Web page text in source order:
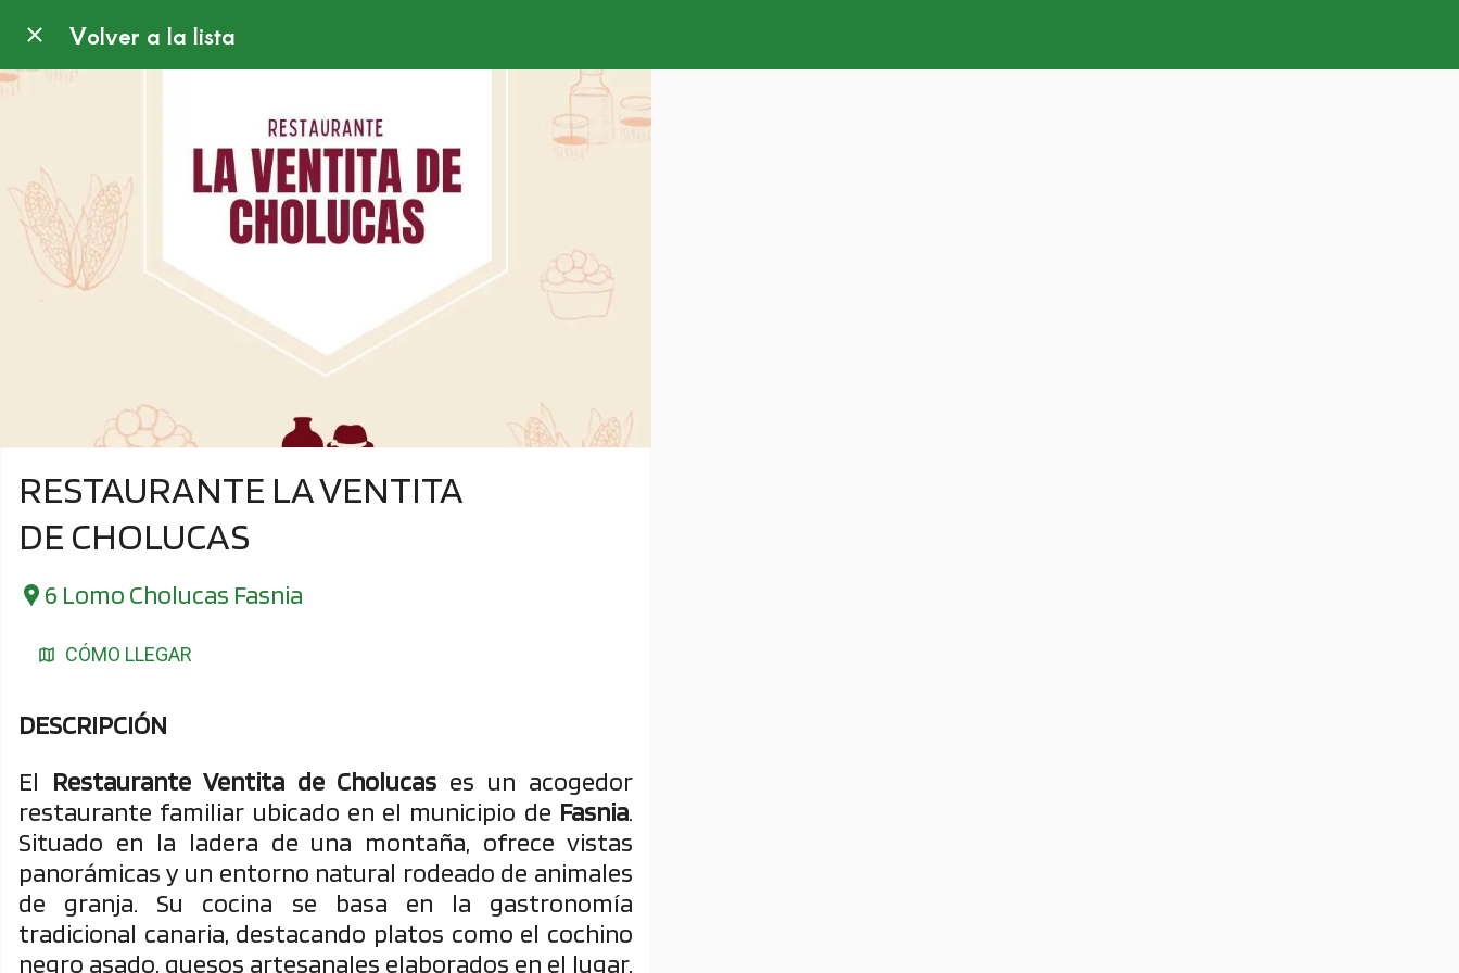
Volver a la lista
RESTAURANTE LA VENTITA
DE CHOLUCAS
6 Lomo Cholucas Fasnia
CÓMO LLEGAR
DESCRIPCIÓN
El Restaurante Ventita de Cholucas es un acogedor
restaurante familiar ubicado en el municipio de Fasnia.
Situado en la ladera de una montaña, ofrece vistas
panorámicas y un entorno natural rodeado de animales
de granja. Su cocina se basa en la gastronomía
tradicional canaria, destacando platos como el cochino
negro asado, quesos artesanales elaborados en el lugar,